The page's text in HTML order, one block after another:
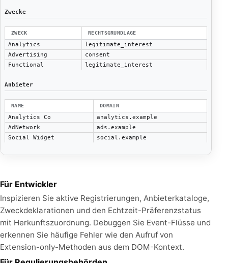
Zwecke
ZWECK RECHTSGRUNDLAGE
Analytics
legitimate_interest
Advertising
consent
Functional
legitimate_interest
Anbieter
NAME DOMAIN
Analytics Co
analytics.example
AdNetwork
ads.example
Social Widget
social.example
Für Entwickler
Inspizieren Sie aktive Registrierungen, Anbieterkataloge,
Zweckdeklarationen und den Echtzeit-Präferenzstatus
mit Herkunftszuordnung. Debuggen Sie Event-Flüsse und
erkennen Sie häufige Fehler wie den Aufruf von
Extension-only-Methoden aus dem DOM-Kontext.